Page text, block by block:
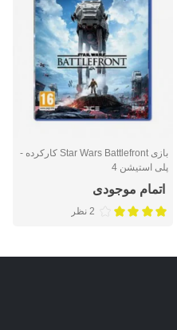
بازی Star Wars Battlefront کارکرده -
پلی استیشن 4
اتمام موجودی
2 نظر